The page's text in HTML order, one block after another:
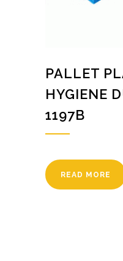
PALLET
HYGIENE
1197B
READ MORE